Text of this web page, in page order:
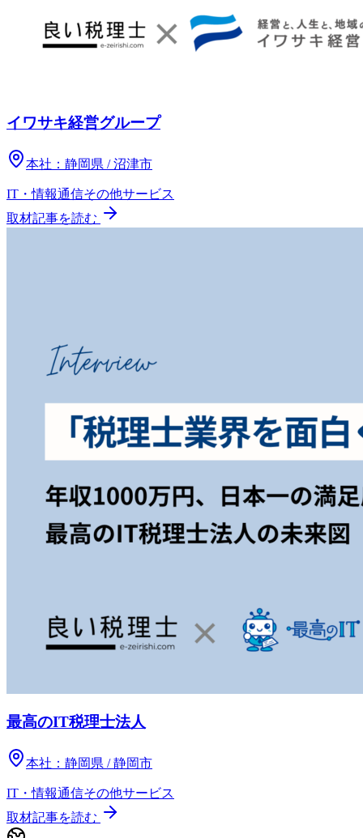
イワサキ経営グループ
本社： 静岡県 / 沼津市
IT・情報通信その他サービス
取材記事を読む
最高のIT税理士法人
本社： 静岡県 / 静岡市
IT・情報通信その他サービス
取材記事を読む